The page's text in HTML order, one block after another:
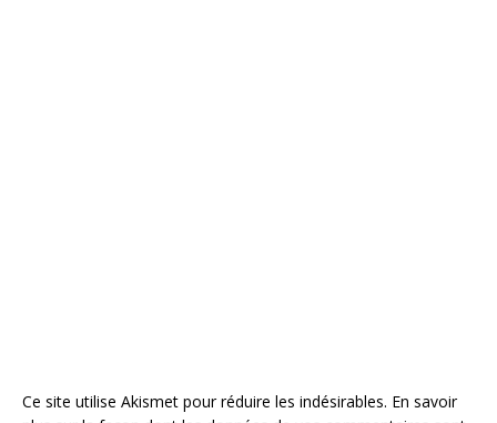
Ce site utilise Akismet pour réduire les indésirables. En savoir